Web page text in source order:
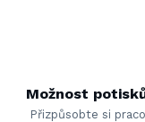
Možnost
Přizpůsobte si